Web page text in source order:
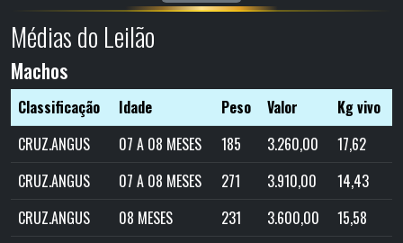
Médias do Leilão
Machos
Classificação Idade Peso Valor
Kg vivo
CRUZ.ANGUS
07 A 08 MESES 185 3.260,00
17,62
CRUZ.ANGUS
07 A 08 MESES 271 3.910,00
14,43
CRUZ.ANGUS
08 MESES 231 3.600,00
15,58